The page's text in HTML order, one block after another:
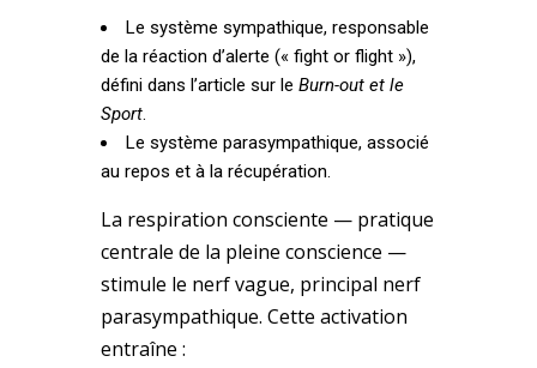
Le système sympathique, responsable
de la réaction d’alerte (« fight or flight »),
défini dans l’article sur le Burn-out et le
Sport.
Le système parasympathique, associé
au repos et à la récupération.
La respiration consciente — pratique
centrale de la pleine conscience —
stimule le nerf vague, principal nerf
parasympathique. Cette activation
entraîne :